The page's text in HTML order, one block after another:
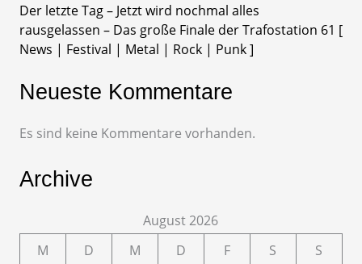
Der letzte Tag – Jetzt wird nochmal alles
rausgelassen – Das große Finale der Trafostation 61 [
News | Festival | Metal | Rock | Punk ]
Neueste Kommentare
Es sind keine Kommentare vorhanden.
Archive
August 2026
M
D M D F S
S